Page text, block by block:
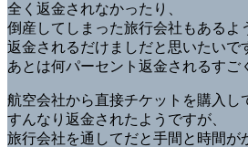
全く返金されなかったり、
倒産してしまった旅行会社もあるよ
返金されるだけましだと思いたいで
あとは何パーセント返金されるすご
航空会社から直接チケットを購入し
すんなり返金されたようですが、
旅行会社を通してだと手間と時間が